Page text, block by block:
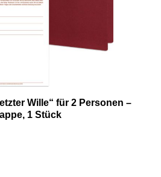
Wille“ für 2 Personen –
1 Stück